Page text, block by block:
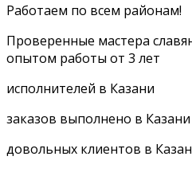
Работаем по всем районам!
Проверенные мастера
опытом работы от 3 лет
исполнителей в Казани
заказов выполнено в Казани
довольных клиентов в